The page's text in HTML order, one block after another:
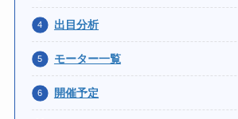
出目分析
モーター一覧
開催予定